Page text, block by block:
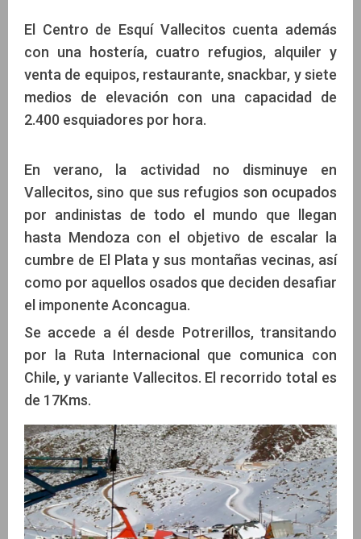
El Centro de Esquí Vallecitos cuenta además
con una hostería, cuatro refugios, alquiler y
venta de equipos, restaurante, snackbar, y siete
medios de elevación con una capacidad de
2.400 esquiadores por hora.
En verano, la actividad no disminuye en
Vallecitos, sino que sus refugios son ocupados
por andinistas de todo el mundo que llegan
hasta Mendoza con el objetivo de escalar la
cumbre de El Plata y sus montañas vecinas, así
como por aquellos osados que deciden desafiar
el imponente Aconcagua.
Se accede a él desde Potrerillos, transitando
por la Ruta Internacional que comunica con
Chile, y variante Vallecitos. El recorrido total es
de 17Kms.